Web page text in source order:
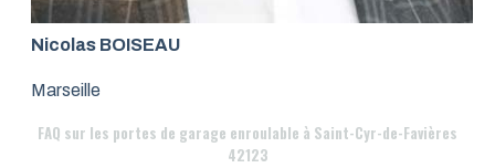
Nicolas BOISEAU
Marseille
FAQ sur les portes de garage enroulable à Saint-Cyr-de-Favières
42123